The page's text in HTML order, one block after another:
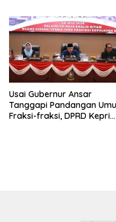
Usai Gubernur Ansar
Tanggapi Pandangan
Fraksi-fraksi, DPRD Kepri